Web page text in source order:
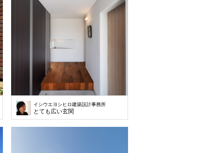
イシウエヨシヒロ建築設計事務所
とても広い玄関